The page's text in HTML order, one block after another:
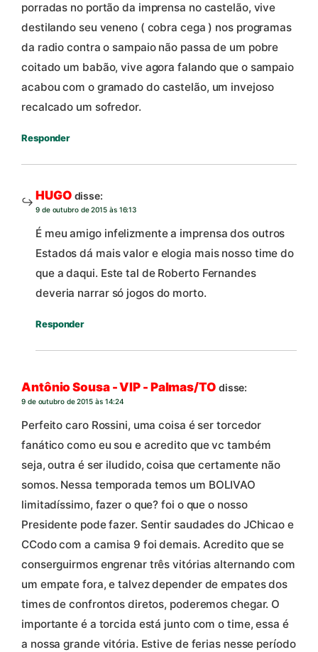
porradas no portão da imprensa no castelão, vive
destilando seu veneno ( cobra cega ) nos programas
da radio contra o sampaio não passa de um pobre
coitado um babão, vive agora falando que o sampaio
acabou com o gramado do castelão, um invejoso
recalcado um sofredor.
Responder
HUGO disse:
9 de outubro de 2015 às 16:13
É meu amigo infelizmente a imprensa dos outros
Estados dá mais valor e elogia mais nosso time do
que a daqui. Este tal de Roberto Fernandes
deveria narrar só jogos do morto.
Responder
Antônio Sousa - VIP - Palmas/TO disse:
9 de outubro de 2015 às 14:24
Perfeito caro Rossini, uma coisa é ser torcedor
fanático como eu sou e acredito que vc também
seja, outra é ser iludido, coisa que certamente não
somos. Nessa temporada temos um BOLIVAO
limitadíssimo, fazer o que? foi o que o nosso
Presidente pode fazer. Sentir saudades do JChicao e
CCodo com a camisa 9 foi demais. Acredito que se
conserguirmos engrenar três vitórias alternando com
um empate fora, e talvez depender de empates dos
times de confrontos diretos, poderemos chegar. O
importante é a torcida está junto com o time, essa é
a nossa grande vitória. Estive de ferias nesse período